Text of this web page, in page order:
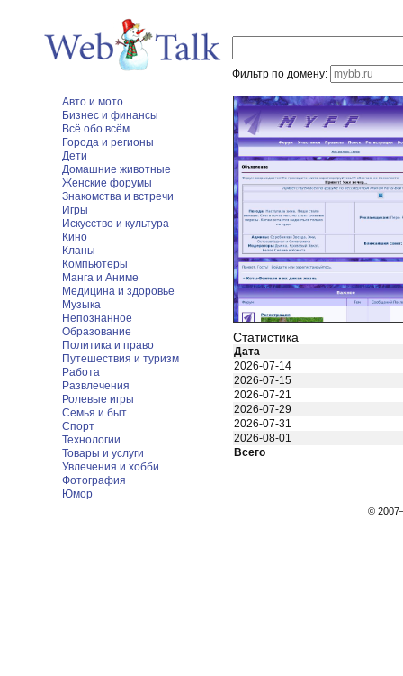
Фильтр по домену:
Авто и мото
Бизнес и финансы
Всё обо всём
Города и регионы
Дети
Домашние животные
Женские форумы
Знакомства и встречи
Игры
Искусство и культура
Кино
Кланы
Компьютеры
Манга и Аниме
Медицина и здоровье
Музыка
Непознанное
Образование
Политика и право
Путешествия и туризм
Работа
Развлечения
Ролевые игры
Семья и быт
Спорт
Технологии
Товары и услуги
Увлечения и хобби
Фотография
Юмор
Статистика
Дата
2026-07-14
2026-07-15
2026-07-21
2026-07-29
2026-07-31
2026-08-01
Всего
©